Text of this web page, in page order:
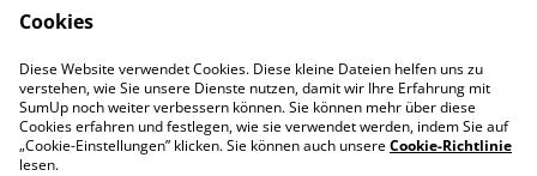
Versand
Zahlung
Datenschutz
Cookie Richtlinien
Cookies
Diese Website verwendet Cookies. Diese kleine Dateien helfen uns zu
verstehen, wie Sie unsere Dienste nutzen, damit wir Ihre Erfahrung mit
SumUp noch weiter verbessern können. Sie können mehr über diese
Cookies erfahren und festlegen, wie sie verwendet werden, indem Sie auf
„Cookie-Einstellungen” klicken. Sie können auch unsereCookie-Richtlinie
lesen.